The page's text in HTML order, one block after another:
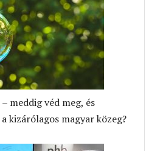
meddig véd meg, és
kizárólagos magyar közeg?